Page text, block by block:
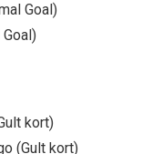
Goal)
Goal)
kort)
(Gult kort)